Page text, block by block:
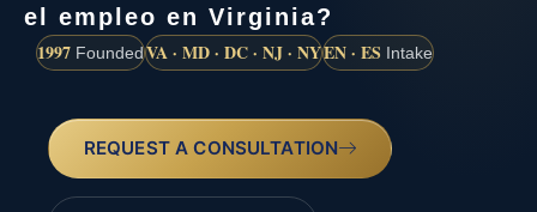
el empleo en Virginia?
1997 FoundedVA · MD · DC · NJ · NYEN · ES Intake
REQUEST A CONSULTATION